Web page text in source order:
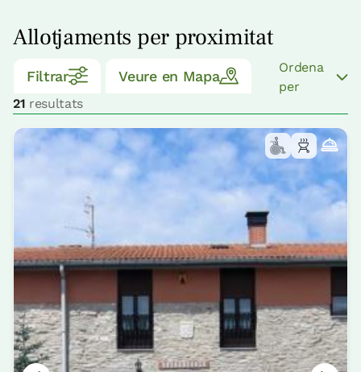
Allotjaments per proximitat
Filtrar Veure en Mapa
21 resultats
Ordena
per